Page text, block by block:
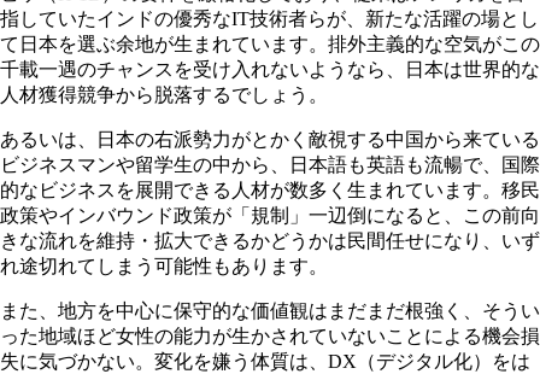
指していたインドの優秀なIT技術者らが、新たな活躍の場とし
て日本を選ぶ余地が生まれています。排外主義的な空気がこの
千載一遇のチャンスを受け入れないようなら、日本は世界的な
人材獲得競争から脱落するでしょう。
あるいは、日本の右派勢力がとかく敵視する中国から来ている
ビジネスマンや留学生の中から、日本語も英語も流暢で、国際
的なビジネスを展開できる人材が数多く生まれています。移民
政策やインバウンド政策が「規制」一辺倒になると、この前向
きな流れを維持・拡大できるかどうかは民間任せになり、いず
れ途切れてしまう可能性もあります。
また、地方を中心に保守的な価値観はまだまだ根強く、そうい
った地域ほど女性の能力が生かされていないことによる機会損
失に気づかない。変化を嫌う体質は、 DX （デジタル化）をは